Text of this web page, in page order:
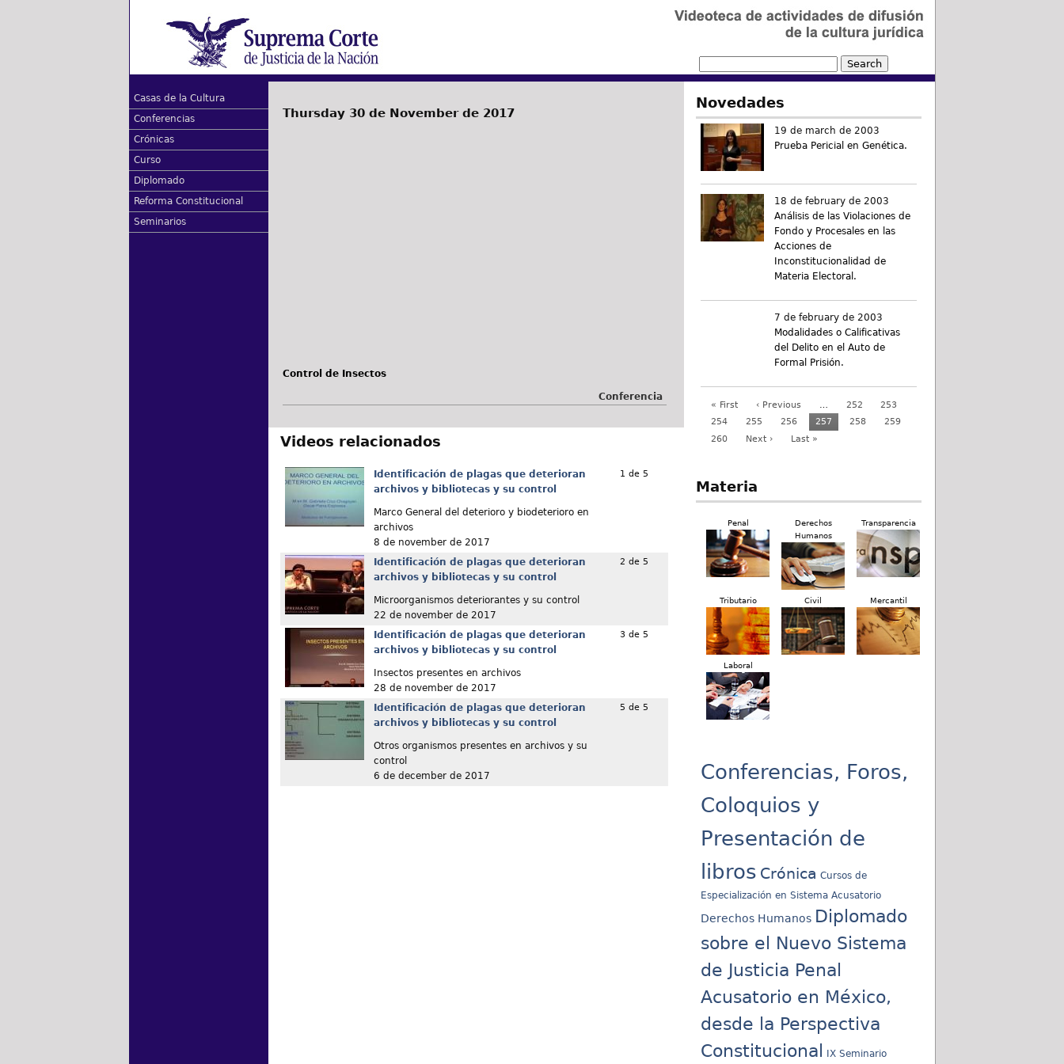
Casas de la Cultura
Conferencias
Crónicas
Curso
Diplomado
Reforma Constitucional
Seminarios
Thursday 30 de November de 2017
Control de Insectos
Conferencia
Videos relacionados
Identificación de plagas que deterioran
archivos y bibliotecas y su control
Marco General del deterioro y biodeterioro en
archivos
8 de november de 2017
1 de 5
Identificación de plagas que deterioran
archivos y bibliotecas y su control
Microorganismos deteriorantes y su control
22 de november de 2017
2 de 5
Identificación de plagas que deterioran
archivos y bibliotecas y su control
Insectos presentes en archivos
28 de november de 2017
3 de 5
Identificación de plagas que deterioran
archivos y bibliotecas y su control
Otros organismos presentes en archivos y su
control
6 de december de 2017
5 de 5
Novedades
19 de march de 2003
Prueba Pericial en Genética.
18 de february de 2003
Análisis de las Violaciones de
Fondo y Procesales en las
Acciones de
Inconstitucionalidad de
Materia Electoral.
7 de february de 2003
Modalidades o Calificativas
del Delito en el Auto de
Formal Prisión.
« First ‹ Previous … 252
253
254
255 256 257 258
259
260
Next › Last »
Materia
Penal
Derechos
Humanos
Transparencia
Tributario Civil Mercantil
Laboral
Conferencias, Foros,
Coloquios y
Presentación de
libros Crónica Cursos de
Especialización en Sistema Acusatorio
Derechos Humanos Diplomado
sobre el Nuevo Sistema
de Justicia Penal
Acusatorio en México,
desde la Perspectiva
Constitucional
IX Seminario